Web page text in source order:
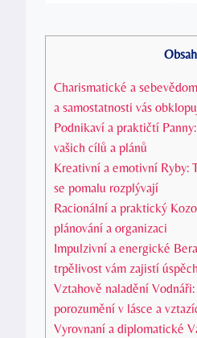
Obsah
Charismatické a
a samostatnosti vás
Podnikaví a praktičtí
vašich cílů a plánů
Kreativní a emotivní Ryby:
se pomalu rozplývají
Racionální a praktický
plánování a organizaci
Impulzivní a energické
trpělivost vám zajistí úspěch
Vztahově naladění
porozumění v lásce a
Vyrovnaní a diplomatické